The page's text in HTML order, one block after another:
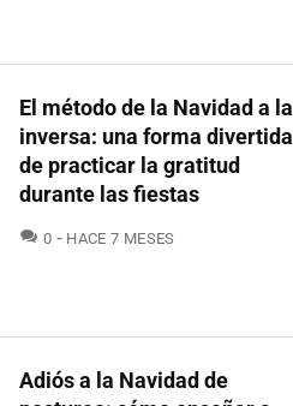
El método de la Navidad a la
inversa: una forma divertida
de practicar la gratitud
durante las fiestas
0 COMENTARIOS
HACE 7 MESES
Adiós a la Navidad de